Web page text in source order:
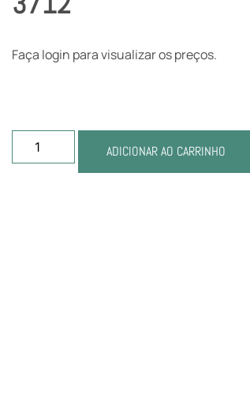
Faça login para visualizar os preços.
ADICIONAR AO CARRINHO